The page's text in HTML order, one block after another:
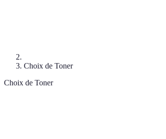
Choix de Toner
Choix de Toner